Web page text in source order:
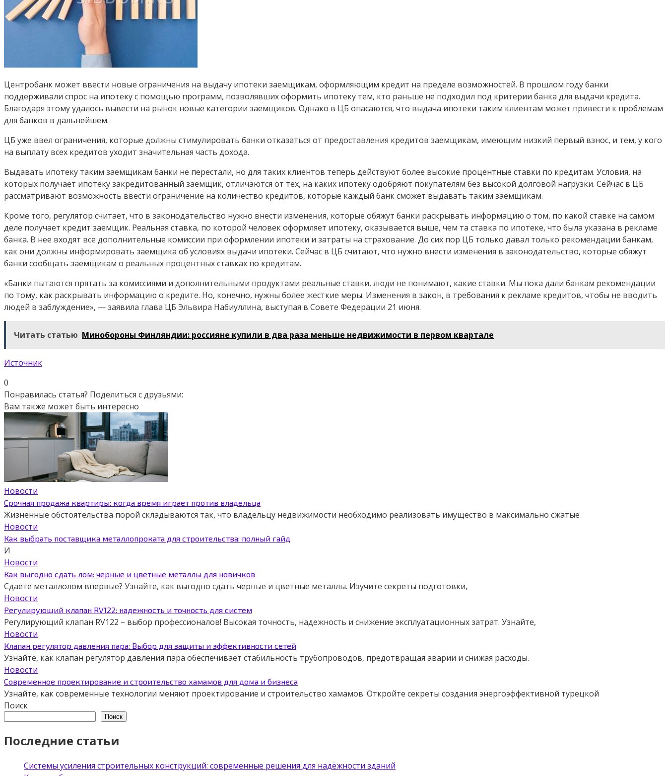
Центробанк может ввести новые ограничения на выдачу ипотеки заемщикам, оформляющим кредит на пределе возможностей. В прошлом году банки
поддерживали спрос на ипотеку с помощью программ, позволявших оформить ипотеку тем, кто раньше не подходил под критерии банка для выдачи кредита.
Благодаря этому удалось вывести на рынок новые категории заемщиков. Однако в ЦБ опасаются, что выдача ипотеки таким клиентам может привести к проблемам
для банков в дальнейшем.
ЦБ уже ввел ограничения, которые должны стимулировать банки отказаться от предоставления кредитов заемщикам, имеющим низкий первый взнос, и тем, у кого
на выплату всех кредитов уходит значительная часть дохода.
Выдавать ипотеку таким заемщикам банки не перестали, но для таких клиентов теперь действуют более высокие процентные ставки по кредитам. Условия, на
которых получает ипотеку закредитованный заемщик, отличаются от тех, на каких ипотеку одобряют покупателям без высокой долговой нагрузки. Сейчас в ЦБ
рассматривают возможность ввести ограничение на количество кредитов, которые каждый банк сможет выдавать таким заемщикам.
Кроме того, регулятор считает, что в законодательство нужно внести изменения, которые обяжут банки раскрывать информацию о том, по какой ставке на самом
деле получает кредит заемщик. Реальная ставка, по которой человек оформляет ипотеку, оказывается выше, чем та ставка по ипотеке, что была указана в рекламе
банка. В нее входят все дополнительные комиссии при оформлении ипотеки и затраты на страхование. До сих пор ЦБ только давал только рекомендации банкам,
как они должны информировать заемщика об условиях выдачи ипотеки. Сейчас в ЦБ считают, что нужно внести изменения в законодательство, которые обяжут
банки сообщать заемщикам о реальных процентных ставках по кредитам.
«Банки пытаются прятать за комиссиями и дополнительными продуктами реальные ставки, люди не понимают, какие ставки. Мы пока дали банкам рекомендации
по тому, как раскрывать информацию о кредите. Но, конечно, нужны более жесткие меры. Изменения в закон, в требования к рекламе кредитов, чтобы не вводить
людей в заблуждение», — заявила глава ЦБ Эльвира Набиуллина, выступая в Совете Федерации 21 июня.
Читать статью Минобороны Финляндии: россияне купили в два раза меньше недвижимости в первом квартале
Источник
0
Понравилась статья? Поделиться с друзьями:
Вам также может быть интересно
Новости
Срочная продажа квартиры: когда время играет против владельца
Жизненные обстоятельства порой складываются так, что владельцу недвижимости необходимо реализовать имущество в максимально сжатые
Новости
Как выбрать поставщика металлопроката для строительства: полный гайд
И
Новости
Как выгодно сдать лом: черные и цветные металлы для новичков
Сдаете металлолом впервые? Узнайте, как выгодно сдать черные и цветные металлы. Изучите секреты подготовки,
Новости
Регулирующий клапан RV122: надежность и точность для систем
Регулирующий клапан RV122 – выбор профессионалов! Высокая точность, надежность и снижение эксплуатационных затрат. Узнайте,
Новости
Клапан регулятор давления пара: Выбор для защиты и эффективности сетей
Узнайте, как клапан регулятор давления пара обеспечивает стабильность трубопроводов, предотвращая аварии и снижая расходы.
Новости
Современное проектирование и строительство хамамов для дома и бизнеса
Узнайте, как современные технологии меняют проектирование и строительство хамамов. Откройте секреты создания энергоэффективной турецкой
Поиск
Поиск
Последние статьи
Системы усиления строительных конструкций: современные решения для надёжности зданий